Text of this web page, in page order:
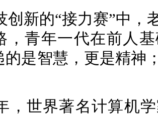
创新的“接力赛”中，
，青年一代在前人
的是智慧，更是精神
，世界著名计算机